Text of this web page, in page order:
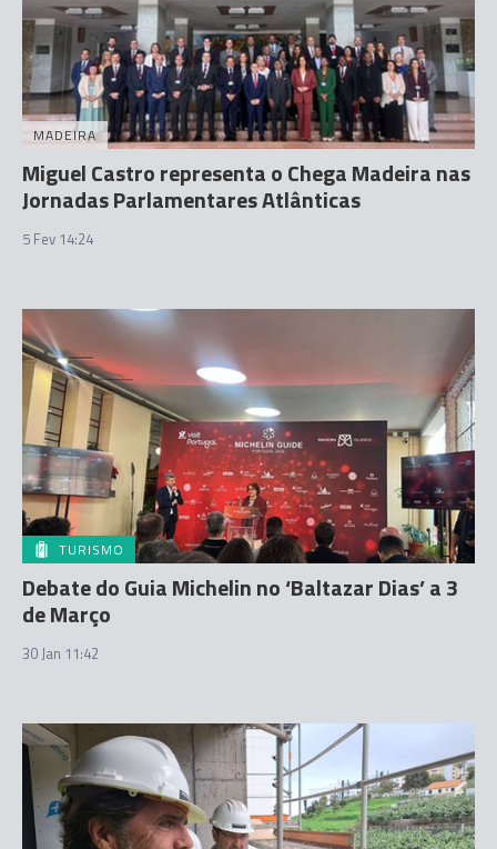
MADEIRA
Miguel Castro representa o Chega Madeira nas
Jornadas Parlamentares Atlânticas
5 Fev 14:24
TURISMO
Debate do Guia Michelin no ‘Baltazar Dias’ a 3
de Março
30 Jan 11:42